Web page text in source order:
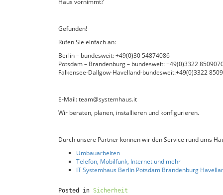
Haus vornimmt?
Gefunden!
Rufen Sie einfach an:
Berlin – bundesweit: +49(0)30 54874086
Potsdam – Brandenburg – bundesweit: +49(0)3322
Falkensee-Dallgow-Havelland-bundesweit:+49(0)3322
E-Mail: team@systemhaus.it
Wir beraten, planen, installieren und konfigurieren.
Durch unsere Partner können wir den Service rund ums
Umbauarbeiten
Telefon, Mobilfunk, Internet und mehr
IT Systemhaus Berlin Potsdam Brandenburg
Posted in Sicherheit